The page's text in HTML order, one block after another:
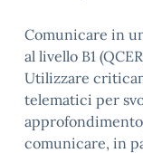
Comunicare in
al livello B1
Utilizzare
telematici per
comunicare, in